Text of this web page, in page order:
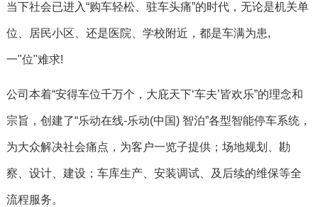
当下社会已进入“购车轻松、驻车头痛”的时代，无论是机关单
位、居民小区、还是医院、学校附近，都是车满为患,
一"位"难求!
公司本着“安得车位千万个，大庇天下‘车夫’皆欢乐”的理念和
宗旨，创建了“乐动在线-乐动(中国) 智泊”各型智能停车系统，
为大众解决社会痛点，为客户一览子提供；场地规划、勘
察、设计、建设；车库生产、安装调试、及后续的维保等全
流程服务。